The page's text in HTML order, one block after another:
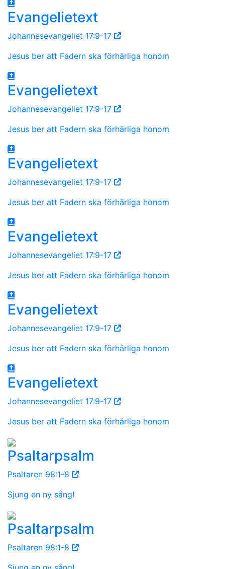
Evangelietext
Johannesevangeliet 17:9-17
Jesus ber att Fadern ska förhärliga honom
Evangelietext
Johannesevangeliet 17:9-17
Jesus ber att Fadern ska förhärliga honom
Evangelietext
Johannesevangeliet 17:9-17
Jesus ber att Fadern ska förhärliga honom
Evangelietext
Johannesevangeliet 17:9-17
Jesus ber att Fadern ska förhärliga honom
Evangelietext
Johannesevangeliet 17:9-17
Jesus ber att Fadern ska förhärliga honom
Evangelietext
Johannesevangeliet 17:9-17
Jesus ber att Fadern ska förhärliga honom
Psaltarpsalm
Psaltaren 98:1-8
Sjung en ny sång!
Psaltarpsalm
Psaltaren 98:1-8